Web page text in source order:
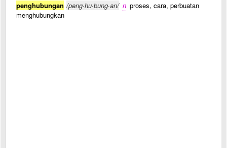
penghubungan /peng·hu·bung·an/ n proses, cara, perbuatan
menghubungkan